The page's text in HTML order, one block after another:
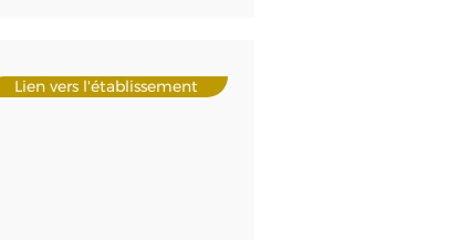
Lien vers l'établissement